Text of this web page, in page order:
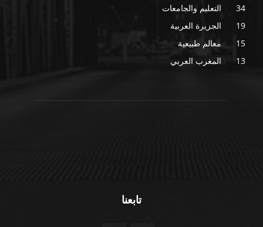
التعليم والجامعات
34
الجزيرة العربية
19
معالم طبيعية
15
المغرب العربي
13
تابعنا